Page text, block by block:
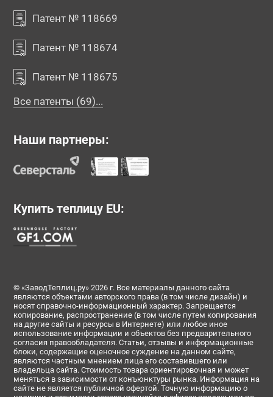
Патент № 118669
Патент № 118674
Патент № 118675
Все патенты (69)...
Наши партнеры:
Купить теплицу EU:
© «ЗаводТеплиц.ру» 2026 г. Все материалы данного сайта
являются объектами авторского права (в том числе дизайн) и
носят справочно-информационный характер. Запрещается
копирование, распространение (в том числе путем копирования
на другие сайты и ресурсы в Интернете) или любое иное
использование информации и объектов без предварительного
согласия правообладателя. Статьи, отзывы и информационные
блоки, содержащие оценочное суждение на данном сайте,
являются частным мнением лица его составившего или
владельца сайта. Стоимость товара ориентировочная и может
меняться в зависимости от конъюнктуры рынка. Информация на
сайте не является публичной офертой. Точную информацию о